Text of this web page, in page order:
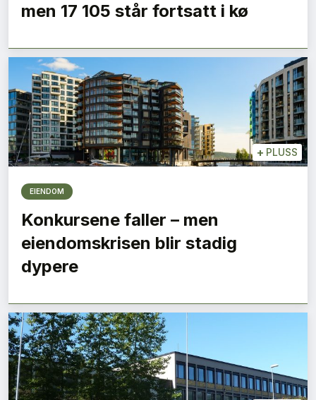
men 17 105 står fortsatt i kø
+ PLUSS
EIENDOM
Konkursene faller – men
eiendomskrisen blir stadig
dypere